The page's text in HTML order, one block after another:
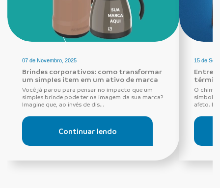
07 de Novembro, 2025
Brindes corporativos: como transformar
um simples item em um ativo de marca
Você já parou para pensar no impacto que um
simples brinde pode ter na imagem da sua marca?
Imagine que, ao invés de dis...
Continuar lendo
15 de
Entre
O
símbolo
afeto.